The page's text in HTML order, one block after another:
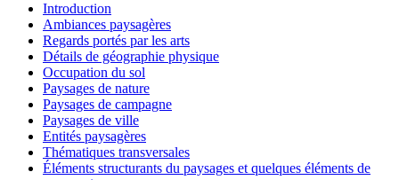
Introduction
Ambiances paysagères
Regards portés par les arts
Détails de géographie physique
Occupation du sol
Paysages de nature
Paysages de campagne
Paysages de ville
Entités paysagères
Thématiques transversales
Éléments structurants du paysages et quelques éléments de